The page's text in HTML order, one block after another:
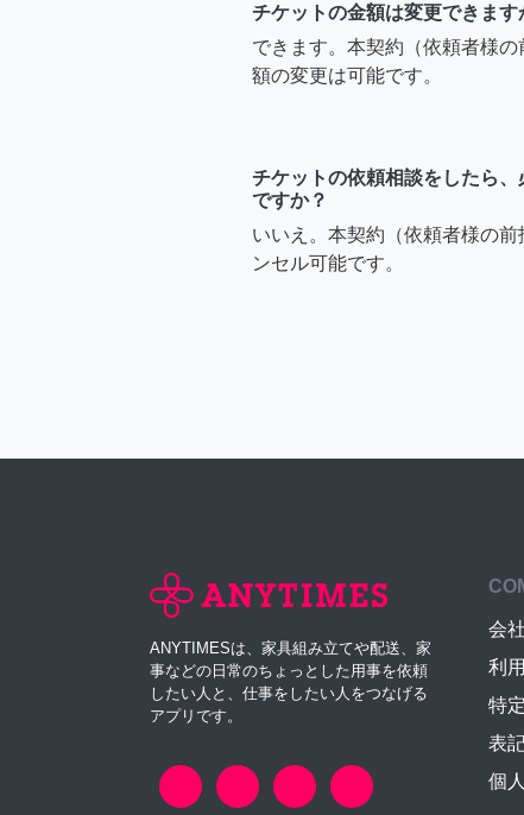
チケットの金額は変更できます
できます。本契約（依頼者様
額の変更は可能です。
チケットの依頼相談をしたら
ですか？
いいえ。本契約（依頼者様の
ンセル可能です。
ANYTIMESは、家具組み立てや配送、家
事などの日常のちょっとした用事を依頼
したい人と、仕事をしたい人をつなげる
アプリです。
会
利
特
表
個